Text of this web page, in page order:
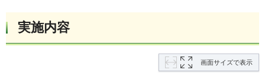
実施内容
画面サイズで表示